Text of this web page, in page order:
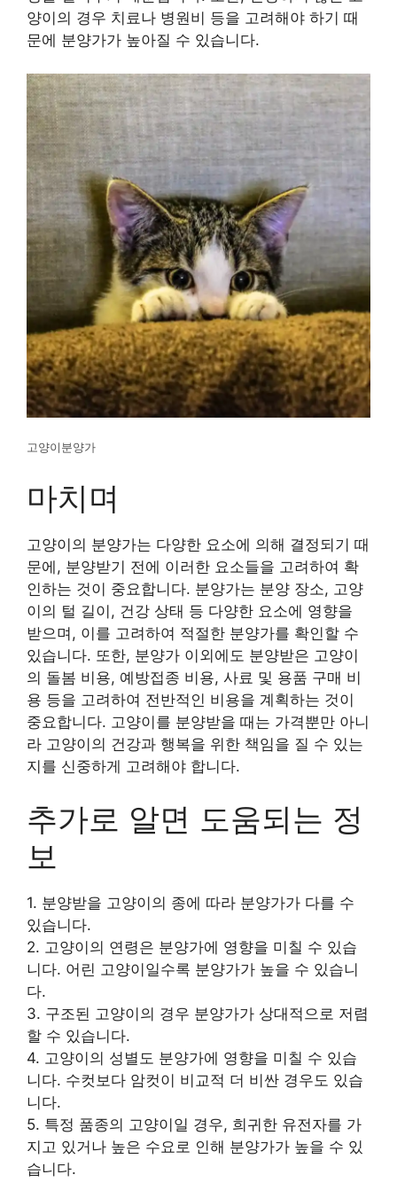
양이의 경우 치료나 병원비 등을 고려해야 하기 때
문에 분양가가 높아질 수 있습니다.
고양이분양가
마치며
고양이의 분양가는 다양한 요소에 의해 결정되기 때
문에, 분양받기 전에 이러한 요소들을 고려하여 확
인하는 것이 중요합니다. 분양가는 분양 장소, 고양
이의 털 길이, 건강 상태 등 다양한 요소에 영향을
받으며, 이를 고려하여 적절한 분양가를 확인할 수
있습니다. 또한, 분양가 이외에도 분양받은 고양이
의 돌봄 비용, 예방접종 비용, 사료 및 용품 구매 비
용 등을 고려하여 전반적인 비용을 계획하는 것이
중요합니다. 고양이를 분양받을 때는 가격뿐만 아니
라 고양이의 건강과 행복을 위한 책임을 질 수 있는
지를 신중하게 고려해야 합니다.
추가로 알면 도움되는 정
보
1. 분양받을 고양이의 종에 따라 분양가가 다를 수
있습니다.
2. 고양이의 연령은 분양가에 영향을 미칠 수 있습
니다. 어린 고양이일수록 분양가가 높을 수 있습니
다.
3. 구조된 고양이의 경우 분양가가 상대적으로 저렴
할 수 있습니다.
4. 고양이의 성별도 분양가에 영향을 미칠 수 있습
니다. 수컷보다 암컷이 비교적 더 비싼 경우도 있습
니다.
5. 특정 품종의 고양이일 경우, 희귀한 유전자를 가
지고 있거나 높은 수요로 인해 분양가가 높을 수 있
습니다.